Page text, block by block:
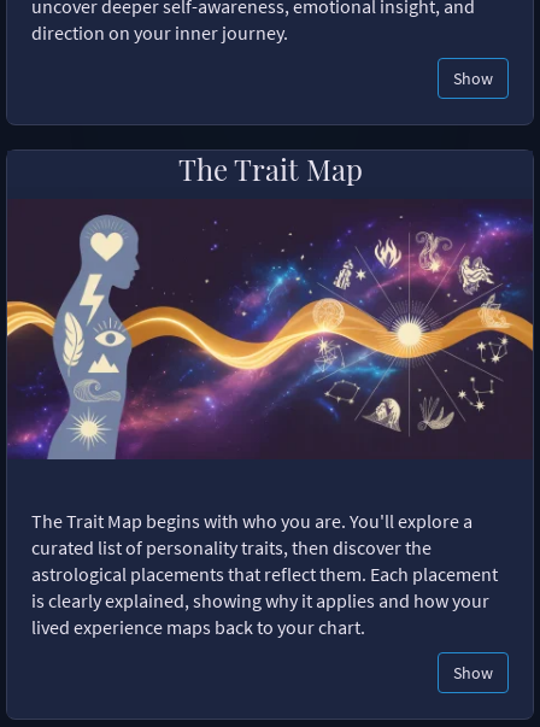
uncover deeper self-awareness, emotional insight, and
direction on your inner journey.
Show
The Trait Map
The Trait Map begins with who you are. You'll explore a
curated list of personality traits, then discover the
astrological placements that reflect them. Each placement
is clearly explained, showing why it applies and how your
lived experience maps back to your chart.
Show